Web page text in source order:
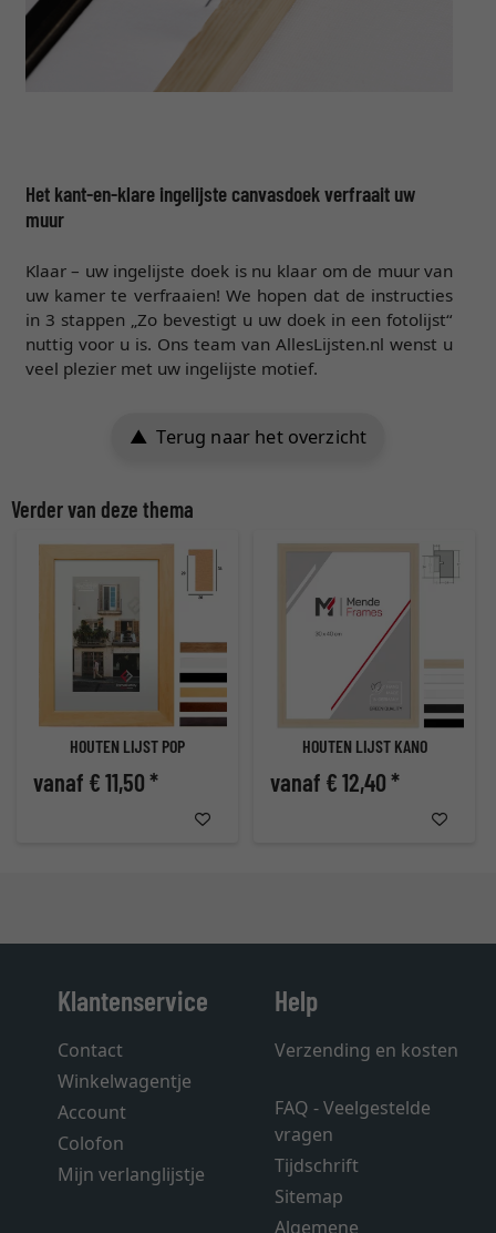
Het kant-en-klare ingelijste canvasdoek verfraait uw
muur
Klaar – uw ingelijste doek is nu klaar om de muur van
uw kamer te verfraaien! We hopen dat de instructies
in 3 stappen „Zo bevestigt u uw doek in een fotolijst“
nuttig voor u is. Ons team van AllesLijsten.nl wenst u
veel plezier met uw ingelijste motief.
Terug naar het overzicht
Verder van deze thema
HOUTEN LIJST POP
vanaf € 11,50 *
HOUTEN LIJST KANO
vanaf € 12,40 *
Klantenservice
Contact
Winkelwagentje
Account
Colofon
Mijn verlanglijstje
Help
Verzending en kosten
FAQ - Veelgestelde
vragen
Tijdschrift
Sitemap
Algemene